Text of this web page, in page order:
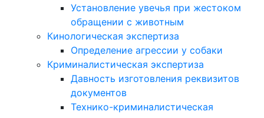
Установление увечья при жестоком
обращении с животным
Кинологическая экспертиза
Определение агрессии у собаки
Криминалистическая экспертиза
Давность изготовления реквизитов
документов
Технико-криминалистическая